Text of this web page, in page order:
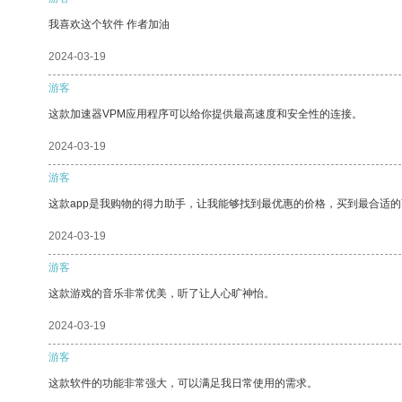
我喜欢这个软件 作者加油
2024-03-19
游客
这款加速器VPM应用程序可以给你提供最高速度和安全性的连接。
2024-03-19
游客
这款app是我购物的得力助手，让我能够找到最优惠的价格，买到最合适
2024-03-19
游客
这款游戏的音乐非常优美，听了让人心旷神怡。
2024-03-19
游客
这款软件的功能非常强大，可以满足我日常使用的需求。